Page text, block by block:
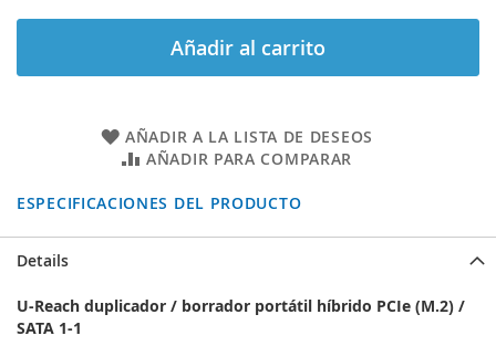
Añadir al carrito
AÑADIR A LA LISTA DE DESEOS
AÑADIR PARA COMPARAR
ESPECIFICACIONES DEL PRODUCTO
Details
U-Reach duplicador / borrador portátil híbrido PCIe (M.2) /
SATA 1-1